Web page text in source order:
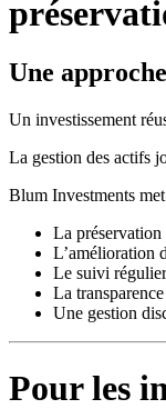
Une
Un investissement
La gestion des actifs
Blum Investments
La préservation
L’amélioration
Le suivi
La
Une gestion
Pour les